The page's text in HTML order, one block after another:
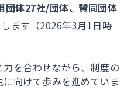
団体27社/団体、賛同団体
ます（2026年3月1日時
を合わせながら、制度の
向けて歩みを進めていま